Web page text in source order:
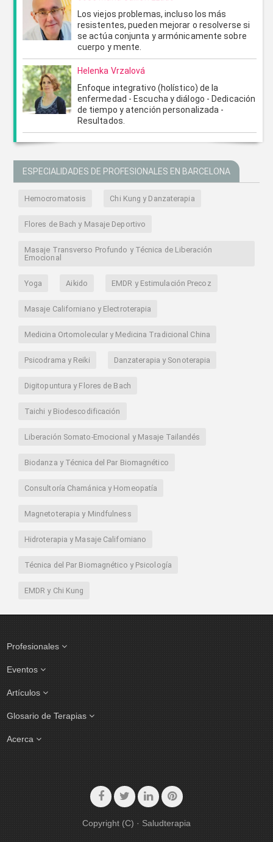
Los viejos problemas, incluso los más
resistentes, pueden mejorar o resolverse si
se actúa conjunta y armónicamente sobre
cuerpo y mente.
Helenka Vrzalová
Enfoque integrativo (holístico) de la
enfermedad - Escucha y diálogo - Dedicación
de tiempo y atención personalizada -
Resultados.
ESPECIALIDADES DE PROFESIONALES EN BARCELONA
Hemocromatosis Chi Kung y Danzaterapia
Flores de Bach y Masaje Deportivo
Masaje Transverso Profundo y Técnica de Liberación
Emocional
Yoga Aikido EMDR y Estimulación Precoz
Masaje Californiano y Electroterapia
Medicina Ortomolecular y Medicina Tradicional China
Psicodrama y Reiki Danzaterapia y Sonoterapia
Digitopuntura y Flores de Bach
Taichi y Biodescodificación
Liberación Somato-Emocional y Masaje Tailandés
Biodanza y Técnica del Par Biomagnético
Consultoría Chamánica y Homeopatía
Magnetoterapia y Mindfulness
Hidroterapia y Masaje Californiano
Técnica del Par Biomagnético y Psicología
EMDR y Chi Kung
Profesionales
Eventos
Artículos
Glosario de Terapias
Acerca
Copyright (C) · Saludterapia